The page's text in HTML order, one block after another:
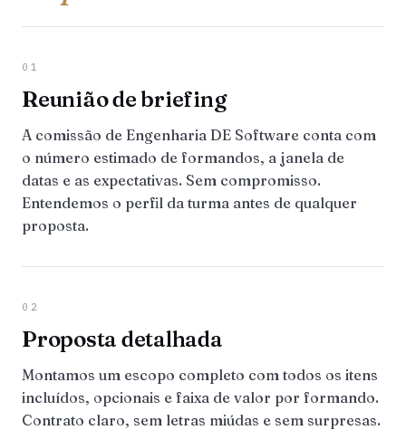
01
Reunião de briefing
A comissão de Engenharia DE Software conta com
o número estimado de formandos, a janela de
datas e as expectativas. Sem compromisso.
Entendemos o perfil da turma antes de qualquer
proposta.
02
Proposta detalhada
Montamos um escopo completo com todos os itens
incluídos, opcionais e faixa de valor por formando.
Contrato claro, sem letras miúdas e sem surpresas.